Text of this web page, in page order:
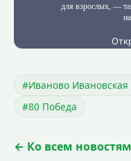
#Иваново Ивановская
#80 Победа
← Ко всем новостям